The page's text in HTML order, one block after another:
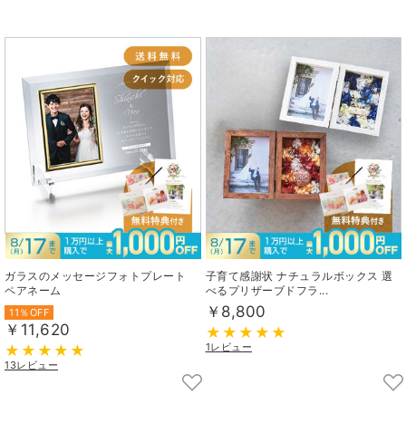
ガラスのメッセージフォトプレート
ペアネーム
11％OFF
￥11,620
13レビュー
子育て感謝状 ナチュラルボックス 選
べるプリザーブドフラ...
￥8,800
1レビュー